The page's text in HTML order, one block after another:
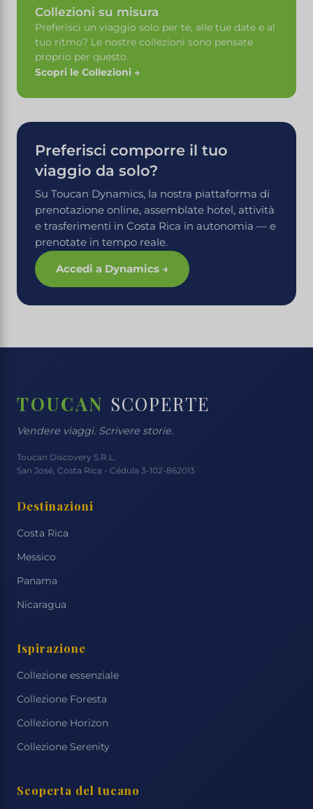
Collezioni su misura
Preferisci un viaggio solo per te, alle tue date e al
tuo ritmo? Le nostre collezioni sono pensate
proprio per questo.
Scopri le Collezioni →
Preferisci comporre il tuo
viaggio da solo?
Su Toucan Dynamics, la nostra piattaforma di
prenotazione online, assemblate hotel, attività
e trasferimenti in Costa Rica in autonomia — e
prenotate in tempo reale.
Accedi a Dynamics →
TOUCAN SCOPERTE
Vendere viaggi. Scrivere storie.
Toucan Discovery S.R.L.
San José, Costa Rica - Cédula 3-102-862013
Destinazioni
Costa Rica
Messico
Panama
Nicaragua
Ispirazione
Collezione essenziale
Collezione Foresta
Collezione Horizon
Collezione Serenity
Scoperta del tucano